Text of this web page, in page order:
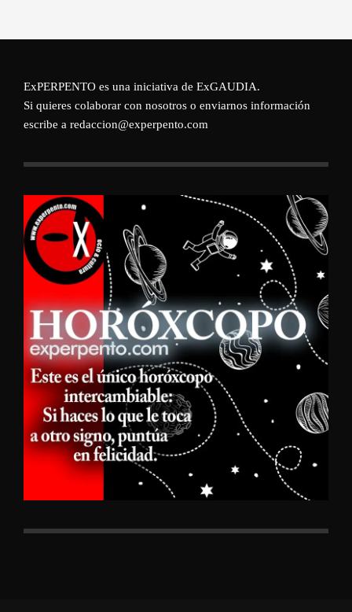
ExPERPENTO es una iniciativa de ExGAUDIA.
Si quieres colaborar con nosotros o enviarnos información
escribe a redaccion@experpento.com